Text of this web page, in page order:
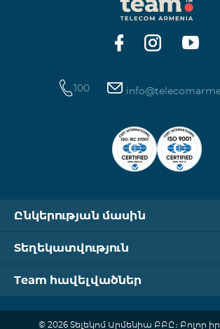
100
Ընկերության մասին
Տեղեկատվություն
Team հավելվածներ
© 2026 Տելեկոմ Արմենիա ԲԲԸ։ Բոլոր